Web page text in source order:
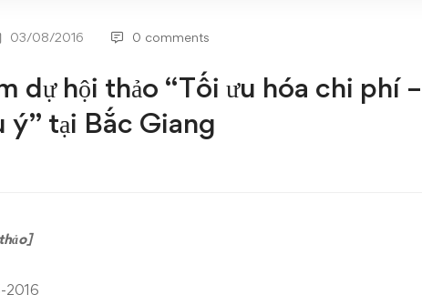
03/08/2016 0 comments
dự hội thảo “Tối ưu hóa chi phí
ý” tại Bắc Giang